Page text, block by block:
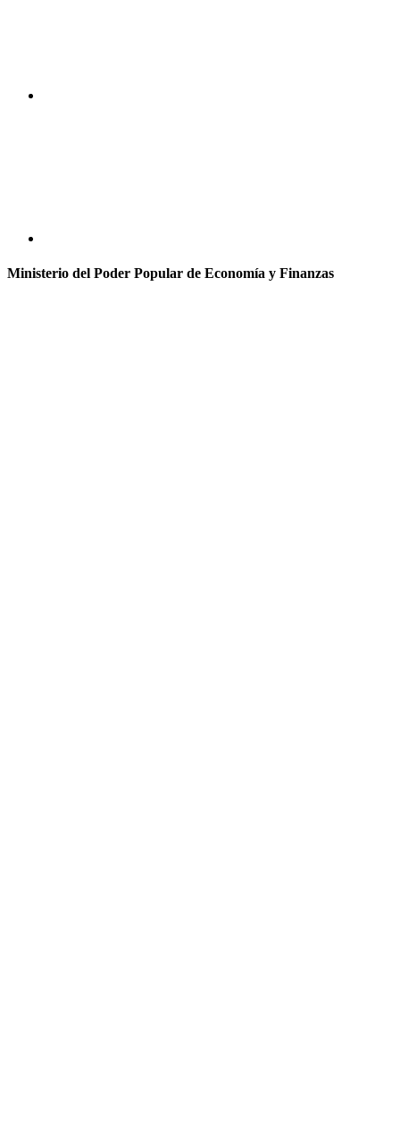
Ministerio del Poder Popular de Economía y Finanzas